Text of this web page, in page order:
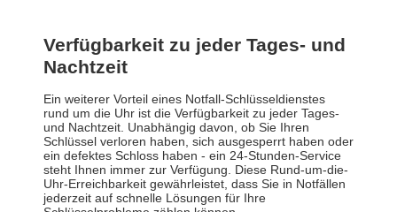
Verfügbarkeit zu jeder Tages- und
Nachtzeit
Ein weiterer Vorteil eines Notfall-Schlüsseldienstes
rund um die Uhr ist die Verfügbarkeit zu jeder Tages-
und Nachtzeit. Unabhängig davon, ob Sie Ihren
Schlüssel verloren haben, sich ausgesperrt haben oder
ein defektes Schloss haben - ein 24-Stunden-Service
steht Ihnen immer zur Verfügung. Diese Rund-um-die-
Uhr-Erreichbarkeit gewährleistet, dass Sie in Notfällen
jederzeit auf schnelle Lösungen für Ihre